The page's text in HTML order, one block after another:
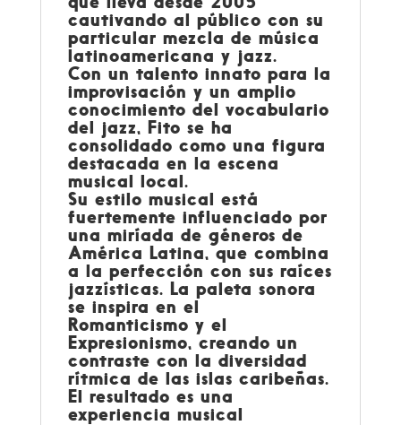
cautivando al público con su
particular mezcla de música
latinoamericana y jazz.
Con un talento innato para la
improvisación y un amplio
conocimiento del vocabulario
del jazz, Fito se ha
consolidado como una figura
destacada en la escena
musical local.
Su estilo musical está
fuertemente influenciado por
una miríada de géneros de
América Latina, que combina
a la perfección con sus raíces
jazzísticas. La paleta sonora
se inspira en el
Romanticismo y el
Expresionismo, creando un
contraste con la diversidad
rítmica de las islas caribeñas.
El resultado es una
experiencia musical